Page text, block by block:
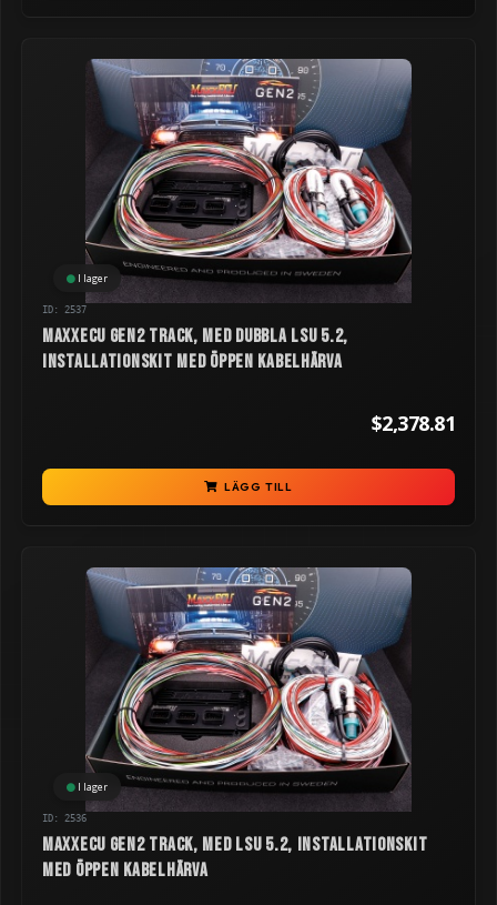
I lager
ID: 2537
MaxxECU GEN2 TRACK, med dubbla LSU 5.2,
installationskit med öppen kabelhärva
$2,378.81
LÄGG TILL
I lager
ID: 2536
MaxxECU GEN2 TRACK, med LSU 5.2, installationskit
med öppen kabelhärva